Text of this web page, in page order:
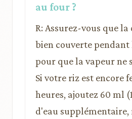
au four ?
R: Assurez-vous que la
bien couverte pendant
pour que la vapeur ne
Si votre riz est encore
heures, ajoutez 60 ml
d'eau supplémentaire,